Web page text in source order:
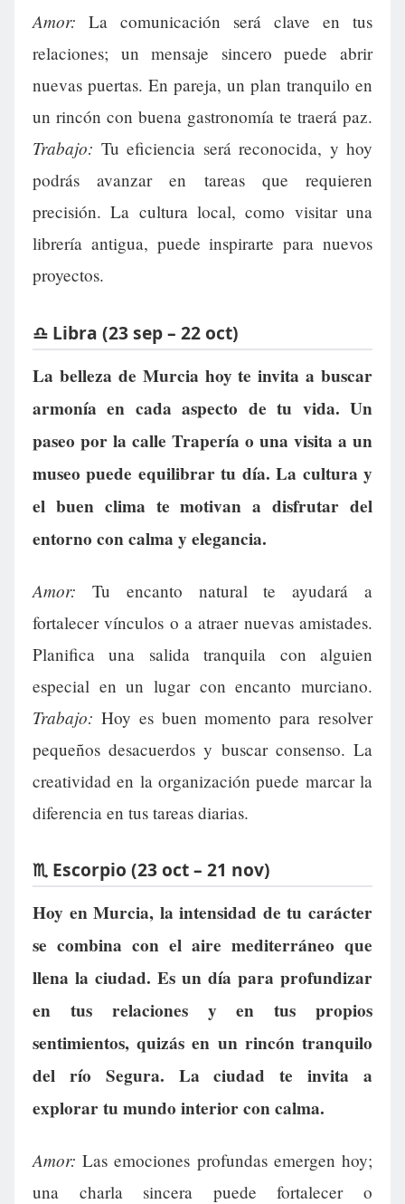
Amor: La comunicación será clave en tus
relaciones; un mensaje sincero puede abrir
nuevas puertas. En pareja, un plan tranquilo en
un rincón con buena gastronomía te traerá paz.
Trabajo: Tu eficiencia será reconocida, y hoy
podrás avanzar en tareas que requieren
precisión. La cultura local, como visitar una
librería antigua, puede inspirarte para nuevos
proyectos.
♎ Libra (23 sep – 22 oct)
La belleza de Murcia hoy te invita a buscar
armonía en cada aspecto de tu vida. Un
paseo por la calle Trapería o una visita a un
museo puede equilibrar tu día. La cultura y
el buen clima te motivan a disfrutar del
entorno con calma y elegancia.
Amor: Tu encanto natural te ayudará a
fortalecer vínculos o a atraer nuevas amistades.
Planifica una salida tranquila con alguien
especial en un lugar con encanto murciano.
Trabajo: Hoy es buen momento para resolver
pequeños desacuerdos y buscar consenso. La
creatividad en la organización puede marcar la
diferencia en tus tareas diarias.
♏ Escorpio (23 oct – 21 nov)
Hoy en Murcia, la intensidad de tu carácter
se combina con el aire mediterráneo que
llena la ciudad. Es un día para profundizar
en tus relaciones y en tus propios
sentimientos, quizás en un rincón tranquilo
del río Segura. La ciudad te invita a
explorar tu mundo interior con calma.
Amor: Las emociones profundas emergen hoy;
una charla sincera puede fortalecer o